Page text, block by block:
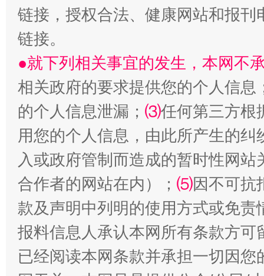
链接，授权合法、健康网站和报
链接。
●就下列相关事宜的发生，本网不
相关政府的要求提供您的个人信息
的个人信息泄漏； ⑶任何第三方根
用您的个人信息，由此所产生的纠
入或政府管制而造成的暂时性网
合作者的网站在内）； ⑸因不可抗
款及声明中列明的使用方式或免责
报料信息人承认本网所有条款方
已经阅读本网条款并承担一切因